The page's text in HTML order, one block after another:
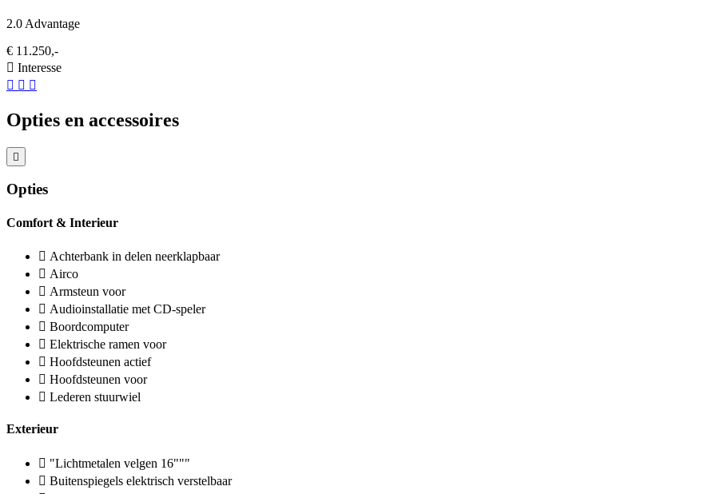
2.0 Advantage
€ 11.250,-
Interesse
Opties en accessoires
Opties
Comfort & Interieur
Achterbank in delen neerklapbaar
Airco
Armsteun voor
Audioinstallatie met CD-speler
Boordcomputer
Elektrische ramen voor
Hoofdsteunen actief
Hoofdsteunen voor
Lederen stuurwiel
Exterieur
"Lichtmetalen velgen 16"""
Buitenspiegels elektrisch verstelbaar